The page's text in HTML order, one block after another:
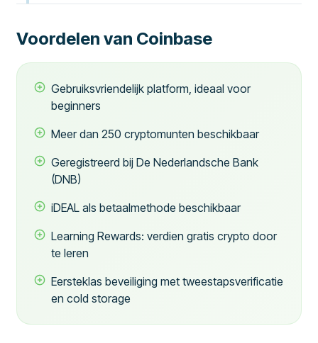
Voordelen van Coinbase
Gebruiksvriendelijk platform, ideaal voor
beginners
Meer dan 250 cryptomunten beschikbaar
Geregistreerd bij De Nederlandsche Bank
(DNB)
iDEAL als betaalmethode beschikbaar
Learning Rewards: verdien gratis crypto door
te leren
Eersteklas beveiliging met tweestapsverificatie
en cold storage